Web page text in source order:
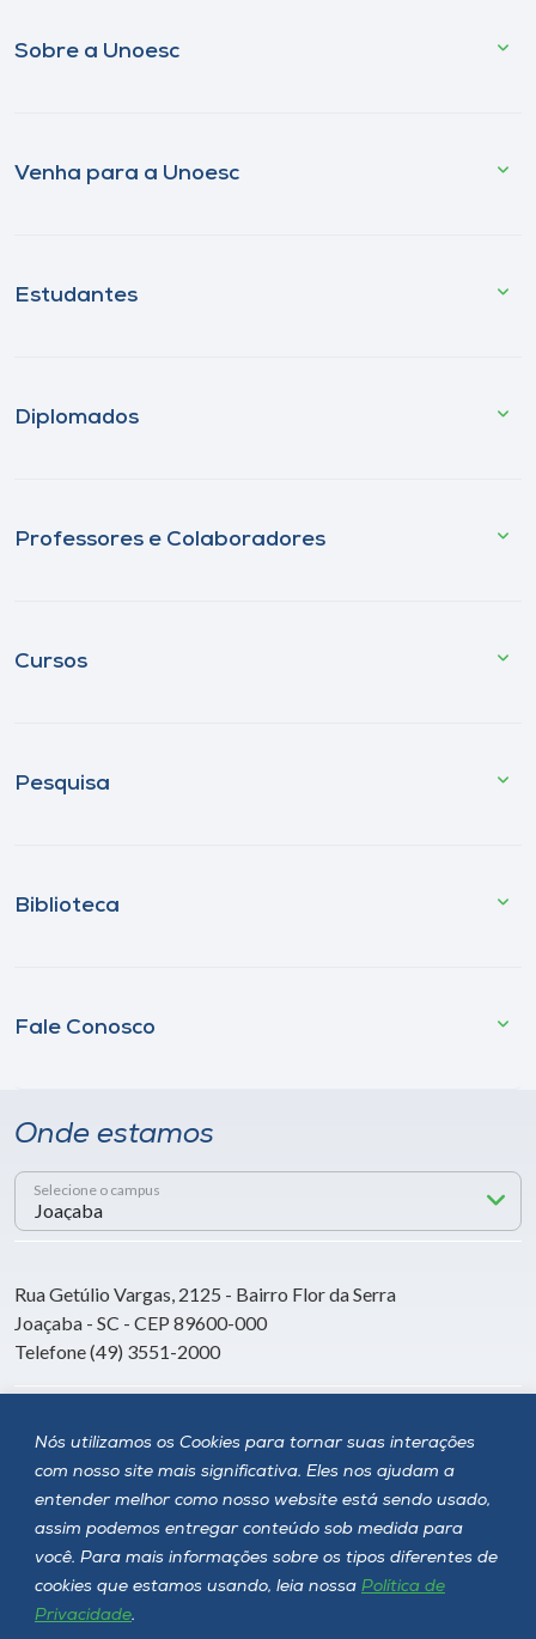
Nós utilizamos os Cookies para tornar suas interações
com nosso site mais significativa. Eles nos ajudam a
entender melhor como nosso website está sendo usado,
assim podemos entregar conteúdo sob medida para
você. Para mais informações sobre os tipos diferentes de
cookies que estamos usando, leia nossa Política de
Privacidade.
Sobre a Unoesc
Venha para a Unoesc
Estudantes
Diplomados
Professores e Colaboradores
Cursos
Pesquisa
Biblioteca
Fale Conosco
Onde estamos
Selecione o campus
Rua Getúlio Vargas, 2125 - Bairro Flor da Serra
Joaçaba - SC - CEP 89600-000
Telefone (49) 3551-2000
Siga a Unoesc